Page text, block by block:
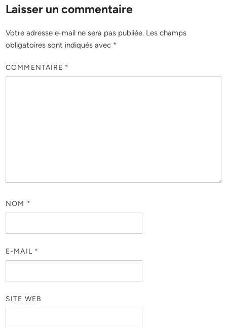
Laisser un commentaire
Votre adresse e-mail ne sera pas publiée. Les champs
obligatoires sont indiqués avec *
COMMENTAIRE *
NOM *
E-MAIL *
SITE WEB